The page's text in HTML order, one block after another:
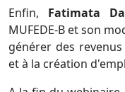
Enfin, Fatimata
MUFEDE-B et son
générer des
et à la création